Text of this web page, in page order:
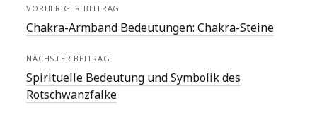
VORHERIGER BEITRAG
Chakra-Armband Bedeutungen: Chakra-Steine
NÄCHSTER BEITRAG
Spirituelle Bedeutung und Symbolik des
Rotschwanzfalke